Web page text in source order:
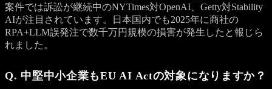
案件では訴訟が継続中のNYTimes対OpenAI、Getty対Stability
AIが注目されています。日本国内でも2025年に商社の
RPA+LLM誤発注で数千万円規模の損害が発生したと報じら
れました。
Q. 中堅中小企業もEU AI Actの対象になりますか？